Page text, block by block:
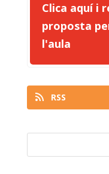
Clica aquí i
proposta
l'aula
RSS